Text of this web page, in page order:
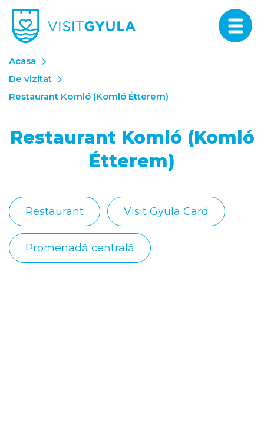
Acasa
De vizitat
Restaurant Komló (Komló Étterem)
Restaurant Komló (Komló
Étterem)
Restaurant Visit Gyula Card
Promenadă centrală